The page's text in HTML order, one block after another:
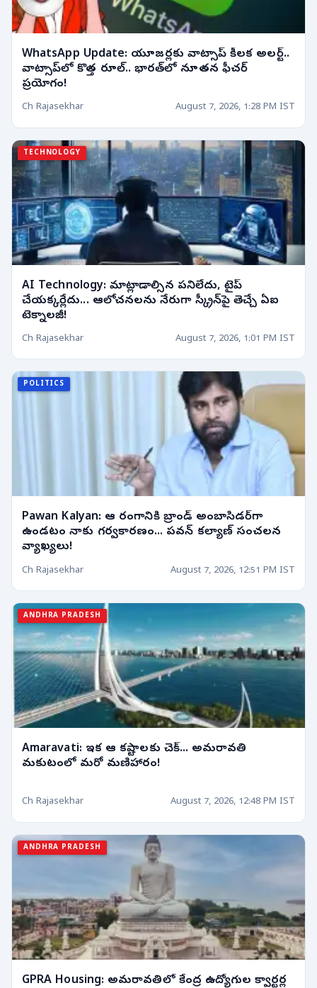
WhatsApp Update: యూజర్లకు వాట్సాప్ కీలక అలర్ట్..
వాట్సాప్‌లో కొత్త రూల్‌.. భారత్‌లో నూతన ఫీచర్
ప్రయోగం!
Ch Rajasekhar August 7, 2026, 1:28 PM IST
TECHNOLOGY
AI Technology: మాట్లాడాల్సిన పనిలేదు, టైప్
చేయక్కర్లేదు... ఆలోచనలను నేరుగా స్క్రీన్‌పై తెచ్చే ఏఐ
టెక్నాలజీ!
Ch Rajasekhar August 7, 2026, 1:01 PM IST
POLITICS
Pawan Kalyan: ఆ రంగానికి బ్రాండ్ అంబాసిడర్‌గా
ఉండటం నాకు గర్వకారణం... పవన్ కల్యాణ్ సంచలన
వ్యాఖ్యలు!
Ch Rajasekhar August 7, 2026, 12:51 PM IST
ANDHRA PRADESH
Amaravati: ఇక ఆ కష్టాలకు చెక్... అమరావతి
మకుటంలో మరో మణిహారం!
Ch Rajasekhar August 7, 2026, 12:48 PM IST
ANDHRA PRADESH
GPRA Housing: అమరావతిలో కేంద్ర ఉద్యోగుల క్వార్టర్ల